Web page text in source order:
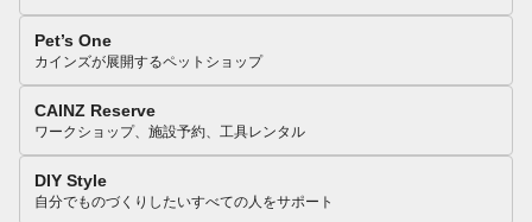
Pet’s One
カインズが展開するペットショップ
CAINZ Reserve
ワークショップ、施設予約、工具レンタル
DIY Style
自分でものづくりしたいすべての人をサポート